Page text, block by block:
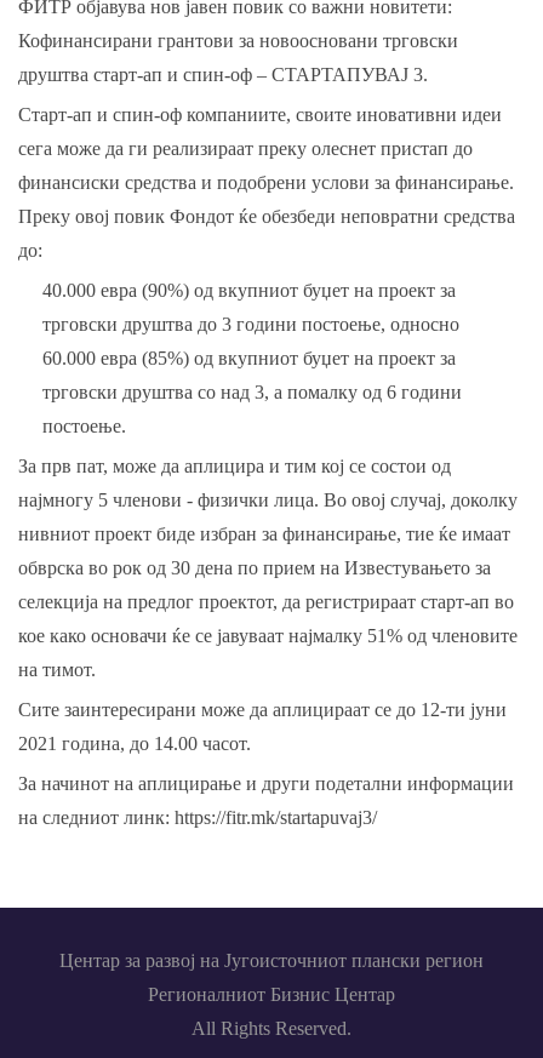
ФИТР објавува нов јавен повик со важни новитети:
Кофинансирани грантови за новоосновани трговски
друштва старт-ап и спин-оф – СТАРТАПУВАЈ 3.
Старт-ап и спин-оф компаниите, своите иновативни идеи
сега може да ги реализираат преку олеснет пристап до
финансиски средства и подобрени услови за финансирање.
Преку овој повик Фондот ќе обезбеди неповратни средства
до:
40.000 евра (90%) од вкупниот буџет на проект за
трговски друштва до 3 години постоење, односно
60.000 евра (85%) од вкупниот буџет на проект за
трговски друштва со над 3, а помалку од 6 години
постоење.
За прв пат, може да аплицира и тим кој се состои од
најмногу 5 членови - физички лица. Во овој случај, доколку
нивниот проект биде избран за финансирање, тие ќе имаат
обврска во рок од 30 дена по прием на Известувањето за
селекција на предлог проектот, да регистрираат старт-ап во
кое како основачи ќе се јавуваат најмалку 51% од членовите
на тимот.
Сите заинтересирани може да аплицираат се до 12-ти јуни
2021 година, до 14.00 часот.
За начинот на аплицирање и други подетални информации
на следниот линк: https://fitr.mk/startapuvaj3/
Центар за развој на Југоисточниот плански регион
Регионалниот Бизнис Центар
All Rights Reserved.